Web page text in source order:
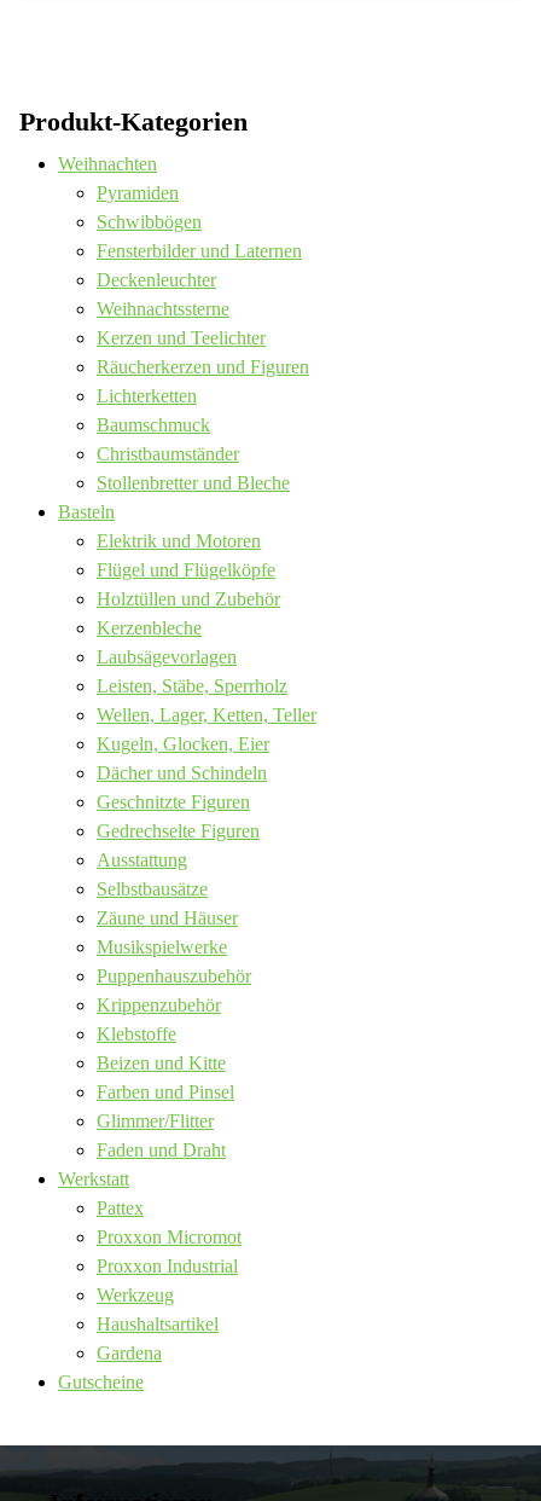
Produkt-Kategorien
Weihnachten
Pyramiden
Schwibbögen
Fensterbilder und Laternen
Deckenleuchter
Weihnachtssterne
Kerzen und Teelichter
Räucherkerzen und Figuren
Lichterketten
Baumschmuck
Christbaumständer
Stollenbretter und Bleche
Basteln
Elektrik und Motoren
Flügel und Flügelköpfe
Holztüllen und Zubehör
Kerzenbleche
Laubsägevorlagen
Leisten, Stäbe, Sperrholz
Wellen, Lager, Ketten, Teller
Kugeln, Glocken, Eier
Dächer und Schindeln
Geschnitzte Figuren
Gedrechselte Figuren
Ausstattung
Selbstbausätze
Zäune und Häuser
Musikspielwerke
Puppenhauszubehör
Krippenzubehör
Klebstoffe
Beizen und Kitte
Farben und Pinsel
Glimmer/Flitter
Faden und Draht
Werkstatt
Pattex
Proxxon Micromot
Proxxon Industrial
Werkzeug
Haushaltsartikel
Gardena
Gutscheine